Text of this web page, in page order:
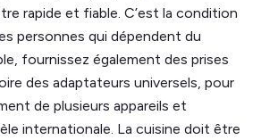
rapide et fiable. C’est la condition
personnes qui dépendent du
fournissez également des prises
des adaptateurs universels, pour
de plusieurs appareils et
internationale. La cuisine doit être